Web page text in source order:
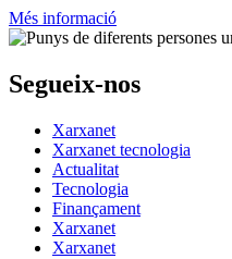
Més informació
Segueix-nos
Xarxanet
Xarxanet tecnologia
Actualitat
Tecnologia
Finançament
Xarxanet
Xarxanet